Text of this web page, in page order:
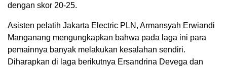
dengan skor 20-25.
Asisten pelatih Jakarta Electric PLN, Armansyah Erwiandi
Manganang mengungkapkan bahwa pada laga ini para
pemainnya banyak melakukan kesalahan sendiri.
Diharapkan di laga berikutnya Ersandrina Devega dan